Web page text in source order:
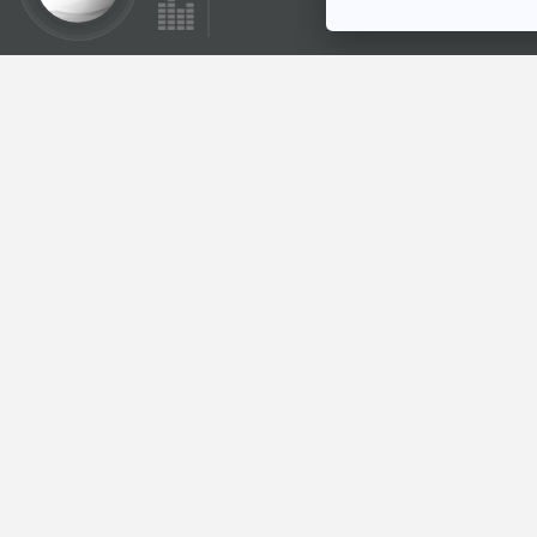
ตอนที่เกี่ยวข้อง